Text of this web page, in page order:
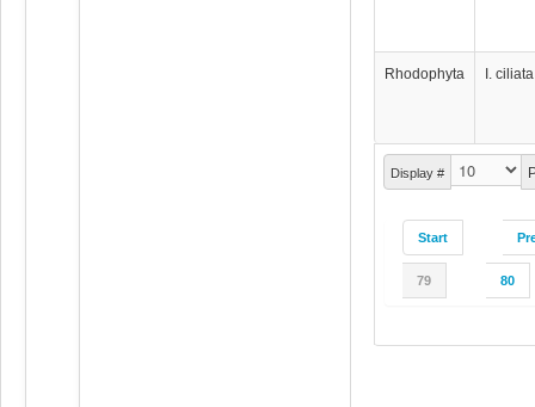
Display #
Start
79 80
Rhodophyta I. ciliata